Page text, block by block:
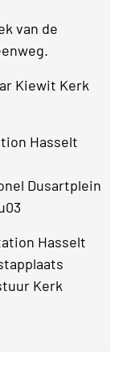
van de
Kiewit Kerk
Hasselt
Dusartplein
Hasselt
Kerk